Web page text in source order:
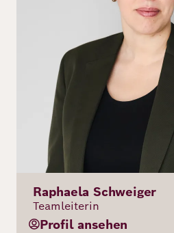
Raphaela Schweiger
Teamleiterin
Profil ansehen